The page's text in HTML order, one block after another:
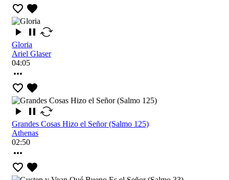
Gloria
Ariel Glaser
04:05
Grandes Cosas Hizo el Señor (Salmo 125)
Athenas
02:50